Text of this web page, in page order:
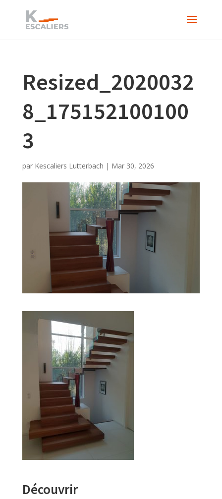
Resized_2020032
8_175152100100
3
par Kescaliers Lutterbach | Mar 30, 2026
Découvrir